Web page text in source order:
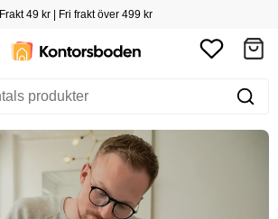
Frakt 49 kr | Fri frakt över 499 kr